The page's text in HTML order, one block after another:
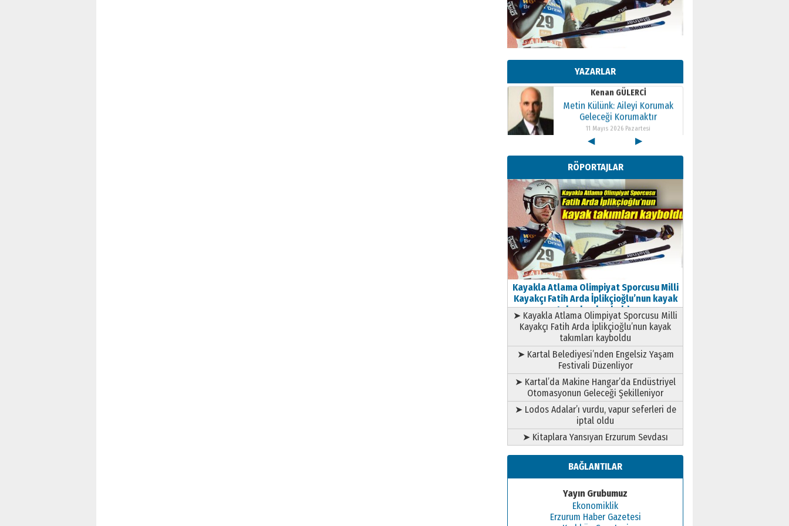
YAZARLAR
Kenan GÜLERCİ
Metin Külünk: Aileyi Korumak
Geleceği Korumaktır
11 Mayıs 2026 Pazartesi
Kenan GÜLERCİ
Metin Külünk: Aileyi Korumak
Geleceği Korumaktır
11 Mayıs 2026 Pazartesi
Kenan GÜLERCİ
Metin Külünk: Aileyi Korumak
Geleceği Korumaktır
11 Mayıs 2026 Pazartesi
◀ ▶
RÖPORTAJLAR
Kayakla Atlama Olimpiyat Sporcusu Milli
Kayakçı Fatih Arda İplikçioğlu’nun kayak
takımları kayboldu
➤ Kayakla Atlama Olimpiyat Sporcusu Milli
Kayakçı Fatih Arda İplikçioğlu’nun kayak
takımları kayboldu
➤ Kartal Belediyesi’nden Engelsiz Yaşam
Festivali Düzenliyor
➤ Kartal’da Makine Hangar’da Endüstriyel
Otomasyonun Geleceği Şekilleniyor
➤ Lodos Adalar’ı vurdu, vapur seferleri de
iptal oldu
➤ Kitaplara Yansıyan Erzurum Sevdası
BAĞLANTILAR
Yayın Grubumuz
Ekonomiklik
Erzurum Haber Gazetesi